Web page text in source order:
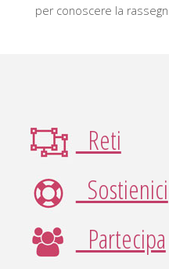
per conoscere la
Reti
Sostienici
Partecipa